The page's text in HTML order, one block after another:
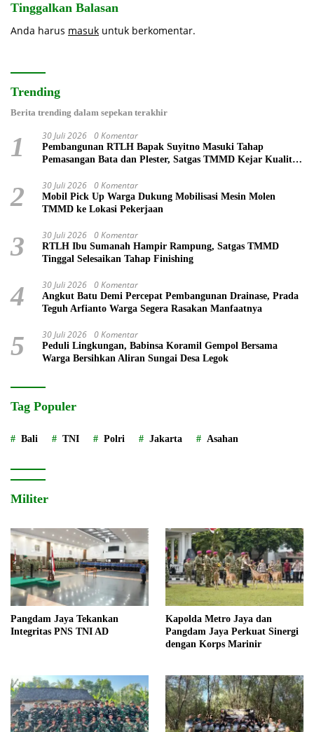
Tinggalkan Balasan
Anda harus masuk untuk berkomentar.
Trending
Berita trending dalam sepekan terakhir
1 30 Juli 2026 0 Komentar
Pembangunan RTLH Bapak Suyitno Masuki Tahap
Pemasangan Bata dan Plester, Satgas TMMD Kejar Kualitas
2 30 Juli 2026 0 Komentar
Mobil Pick Up Warga Dukung Mobilisasi Mesin Molen
TMMD ke Lokasi Pekerjaan
3 30 Juli 2026 0 Komentar
RTLH Ibu Sumanah Hampir Rampung, Satgas TMMD
Tinggal Selesaikan Tahap Finishing
4 30 Juli 2026 0 Komentar
Angkut Batu Demi Percepat Pembangunan Drainase, Prada
Teguh Arfianto Warga Segera Rasakan Manfaatnya
5 30 Juli 2026 0 Komentar
Peduli Lingkungan, Babinsa Koramil Gempol Bersama
Warga Bersihkan Aliran Sungai Desa Legok
Tag Populer
Bali TNI Polri Jakarta Asahan
Militer
Pangdam Jaya Tekankan
Integritas PNS TNI AD
Kapolda Metro Jaya dan
Pangdam Jaya Perkuat Sinergi
dengan Korps Marinir